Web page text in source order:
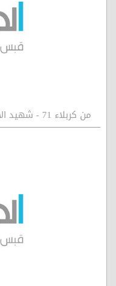
من كربلاء 71 - شهيد الأمة